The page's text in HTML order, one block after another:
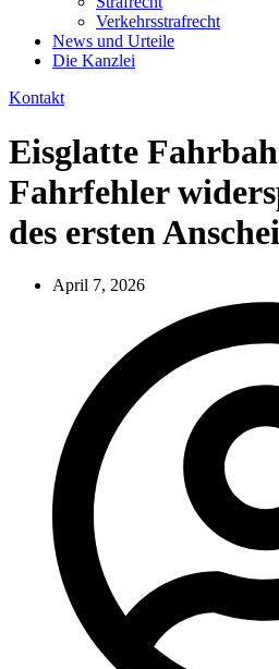
Verkehrsstrafrecht
News und Urteile
Die Kanzlei
Kontakt
Eisglatte
Fahrfehler
des ersten
April 7, 2026